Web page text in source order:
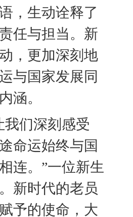
，生动诠释了
任与担当。新
，更加深刻地
与国家发展同
涵。
我们深刻感受
命运始终与国
连。 ”一位新生
新时代的老员
予的使命， 大